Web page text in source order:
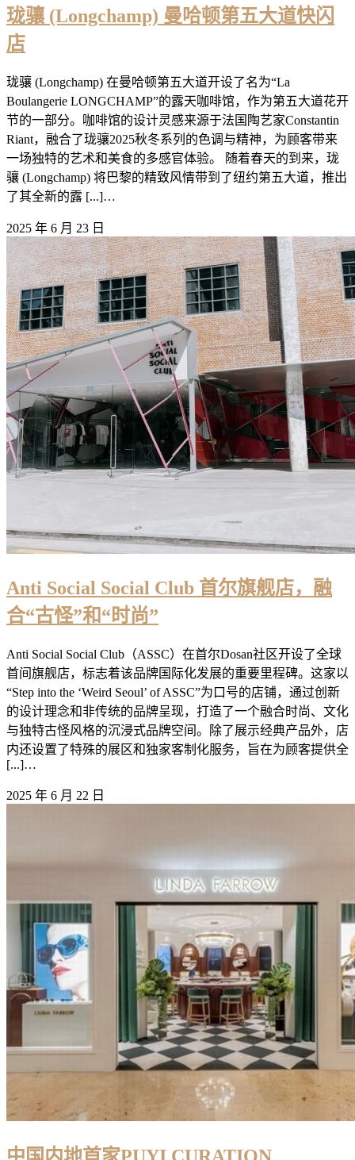
珑骧 (Longchamp) 曼哈顿第五大道快闪
店
珑骧 (Longchamp) 在曼哈顿第五大道开设了名为“La
Boulangerie LONGCHAMP”的露天咖啡馆，作为第五大道花开
节的一部分。咖啡馆的设计灵感来源于法国陶艺家Constantin
Riant，融合了珑骧2025秋冬系列的色调与精神，为顾客带来
一场独特的艺术和美食的多感官体验。 随着春天的到来，珑
骧 (Longchamp) 将巴黎的精致风情带到了纽约第五大道，推出
了其全新的露 [...]…
2025 年 6 月 23 日
Anti Social Social Club 首尔旗舰店，融
合“古怪”和“时尚”
Anti Social Social Club（ASSC）在首尔Dosan社区开设了全球
首间旗舰店，标志着该品牌国际化发展的重要里程碑。这家以
“Step into the ‘Weird Seoul’ of ASSC”为口号的店铺，通过创新
的设计理念和非传统的品牌呈现，打造了一个融合时尚、文化
与独特古怪风格的沉浸式品牌空间。除了展示经典产品外，店
内还设置了特殊的展区和独家客制化服务，旨在为顾客提供全
[...]…
2025 年 6 月 22 日